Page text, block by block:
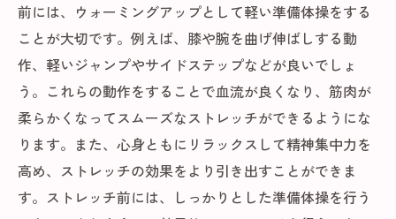
前には、ウォーミングアップとして軽い準備体操をする
ことが大切です。例えば、膝や腕を曲げ伸ばしする動
作、軽いジャンプやサイドステップなどが良いでしょ
う。これらの動作をすることで血流が良くなり、筋肉が
柔らかくなってスムーズなストレッチができるようにな
ります。また、心身ともにリラックスして精神集中力を
高め、ストレッチの効果をより引き出すことができま
す。ストレッチ前には、しっかりとした準備体操を行う